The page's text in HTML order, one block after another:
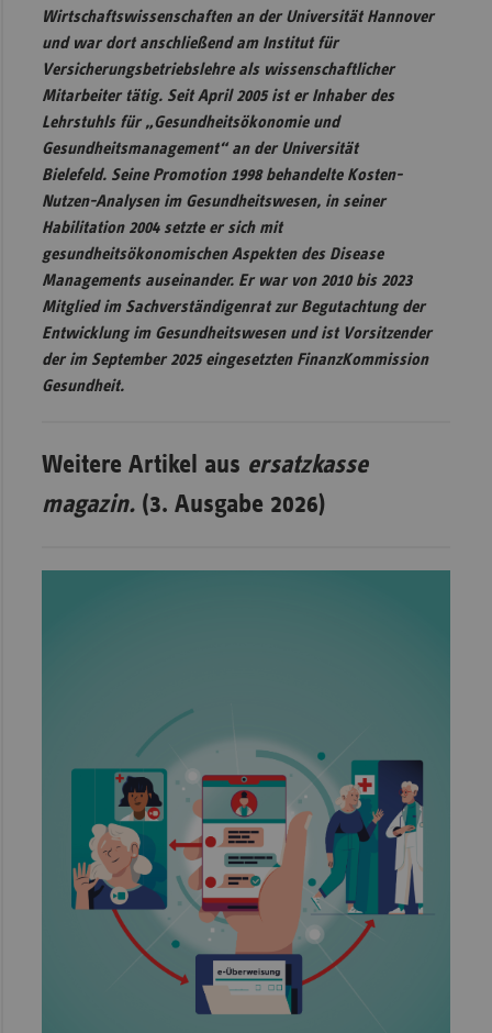
Wirtschaftswissenschaften an der Universität Hannover
und war dort anschließend am Institut für
Versicherungsbetriebslehre als wissenschaftlicher
Mitarbeiter tätig. Seit April 2005 ist er Inhaber des
Lehrstuhls für „Gesundheitsökonomie und
Gesundheitsmanagement“ an der Universität
Bielefeld. Seine Promotion 1998 behandelte Kosten-
Nutzen-Analysen im Gesundheitswesen, in seiner
Habilitation 2004 setzte er sich mit
gesundheitsökonomischen Aspekten des Disease
Managements auseinander. Er war von 2010 bis 2023
Mitglied im Sachverständigenrat zur Begutachtung der
Entwicklung im Gesundheitswesen und ist Vorsitzender
der im September 2025 eingesetzten FinanzKommission
Gesundheit.
Weitere Artikel aus ersatzkasse
magazin.(3. Ausgabe 2026)